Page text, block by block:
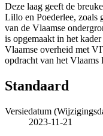
Deze laag geeft de
Lillo en Poederlee, zoals
van de Vlaamse
is opgemaakt in het
Vlaamse overheid met
opdracht van het
Standaard
Versiedatum
2023-11-21